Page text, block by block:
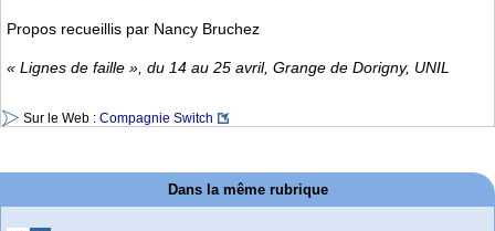
Propos recueillis par Nancy Bruchez
« Lignes de faille », du 14 au 25 avril, Grange de Dorigny, UNIL
Sur le Web : Compagnie Switch
Dans la même rubrique